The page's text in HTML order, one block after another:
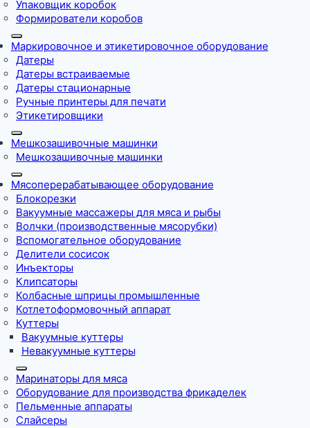
Упаковщик коробок
Формирователи коробов
Маркировочное и этикетировочное оборудование
Датеры
Датеры встраиваемые
Датеры стационарные
Ручные принтеры для печати
Этикетировщики
Мешкозашивочные машинки
Мешкозашивочные машинки
Мясоперерабатывающее оборудование
Блокорезки
Вакуумные массажеры для мяса и рыбы
Волчки (производственные мясорубки)
Вспомогательное оборудование
Делители сосисок
Инъекторы
Клипсаторы
Колбасные шприцы промышленные
Котлетоформовочный аппарат
Куттеры
Вакуумные куттеры
Невакуумные куттеры
Маринаторы для мяса
Оборудование для производства фрикаделек
Пельменные аппараты
Слайсеры